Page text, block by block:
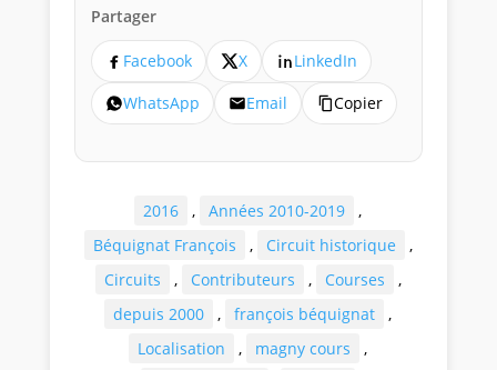
Partager
Facebook X
LinkedIn
WhatsApp
Email Copier
2016 , Années 2010-2019
,
Béquignat François
, Circuit historique
,
Circuits
, Contributeurs , Courses
,
depuis 2000
, françois béquignat
,
Localisation
, magny cours
,